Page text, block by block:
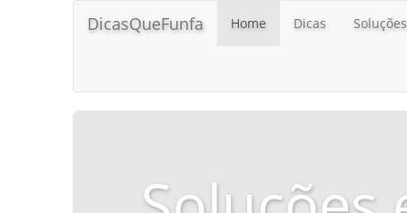
DicasQueFunfa Home Dicas Soluções